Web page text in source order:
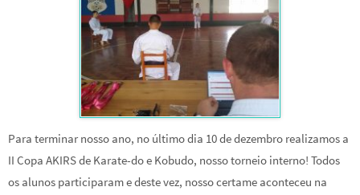
Para terminar nosso ano, no último dia 10 de dezembro realizamos a
II Copa AKIRS de Karate-do e Kobudo, nosso torneio interno! Todos
os alunos participaram e deste vez, nosso certame aconteceu na